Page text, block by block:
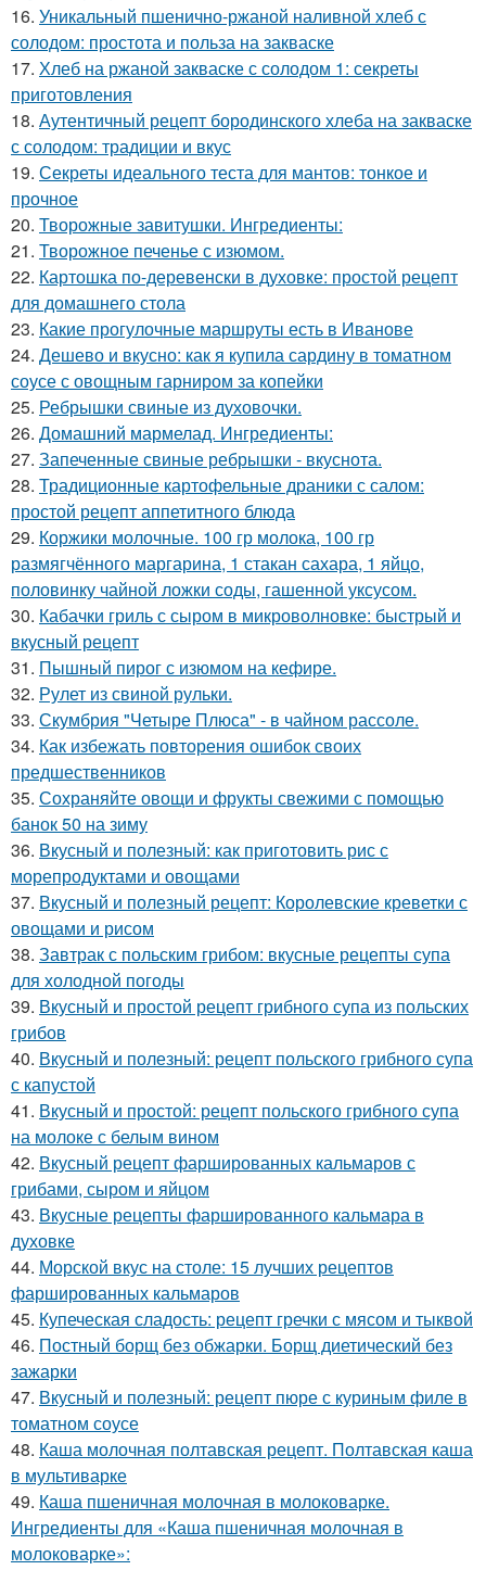
16. Уникальный пшенично-ржаной наливной хлеб с
солодом: простота и польза на закваске
17. Хлеб на ржаной закваске с солодом 1: секреты
приготовления
18. Аутентичный рецепт бородинского хлеба на закваске
с солодом: традиции и вкус
19. Секреты идеального теста для мантов: тонкое и
прочное
20. Творожные завитушки. Ингредиенты:
21. Творожное печенье с изюмом.
22. Картошка по-деревенски в духовке: простой рецепт
для домашнего стола
23. Какие прогулочные маршруты есть в Иванове
24. Дешево и вкусно: как я купила сардину в томатном
соусе с овощным гарниром за копейки
25. Ребрышки свиные из духовочки.
26. Домашний мармелад. Ингредиенты:
27. Запеченные свиные ребрышки - вкуснота.
28. Традиционные картофельные драники с салом:
простой рецепт аппетитного блюда
29. Коржики молочные. 100 гр молока, 100 гр
размягчённого маргарина, 1 стакан сахара, 1 яйцо,
половинку чайной ложки соды, гашенной уксусом.
30. Кабачки гриль с сыром в микроволновке: быстрый и
вкусный рецепт
31. Пышный пирог с изюмом на кефире.
32. Рулет из свиной рульки.
33. Скумбрия "Четыре Плюса" - в чайном рассоле.
34. Как избежать повторения ошибок своих
предшественников
35. Сохраняйте овощи и фрукты свежими с помощью
банок 50 на зиму
36. Вкусный и полезный: как приготовить рис с
морепродуктами и овощами
37. Вкусный и полезный рецепт: Королевские креветки с
овощами и рисом
38. Завтрак с польским грибом: вкусные рецепты супа
для холодной погоды
39. Вкусный и простой рецепт грибного супа из польских
грибов
40. Вкусный и полезный: рецепт польского грибного супа
с капустой
41. Вкусный и простой: рецепт польского грибного супа
на молоке с белым вином
42. Вкусный рецепт фаршированных кальмаров с
грибами, сыром и яйцом
43. Вкусные рецепты фаршированного кальмара в
духовке
44. Морской вкус на столе: 15 лучших рецептов
фаршированных кальмаров
45. Купеческая сладость: рецепт гречки с мясом и тыквой
46. Постный борщ без обжарки. Борщ диетический без
зажарки
47. Вкусный и полезный: рецепт пюре с куриным филе в
томатном соусе
48. Каша молочная полтавская рецепт. Полтавская каша
в мультиварке
49. Каша пшеничная молочная в молоковарке.
Ингредиенты для «Каша пшеничная молочная в
молоковарке»: